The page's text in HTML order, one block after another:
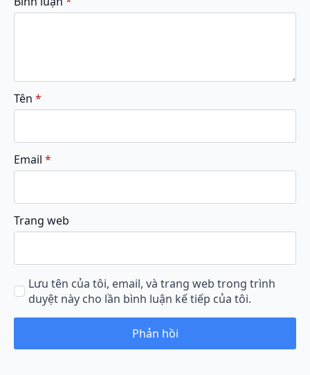
Tên *
Email *
Trang web
Lưu tên của tôi, email, và trang web trong trình
duyệt này cho lần bình luận kế tiếp của tôi.